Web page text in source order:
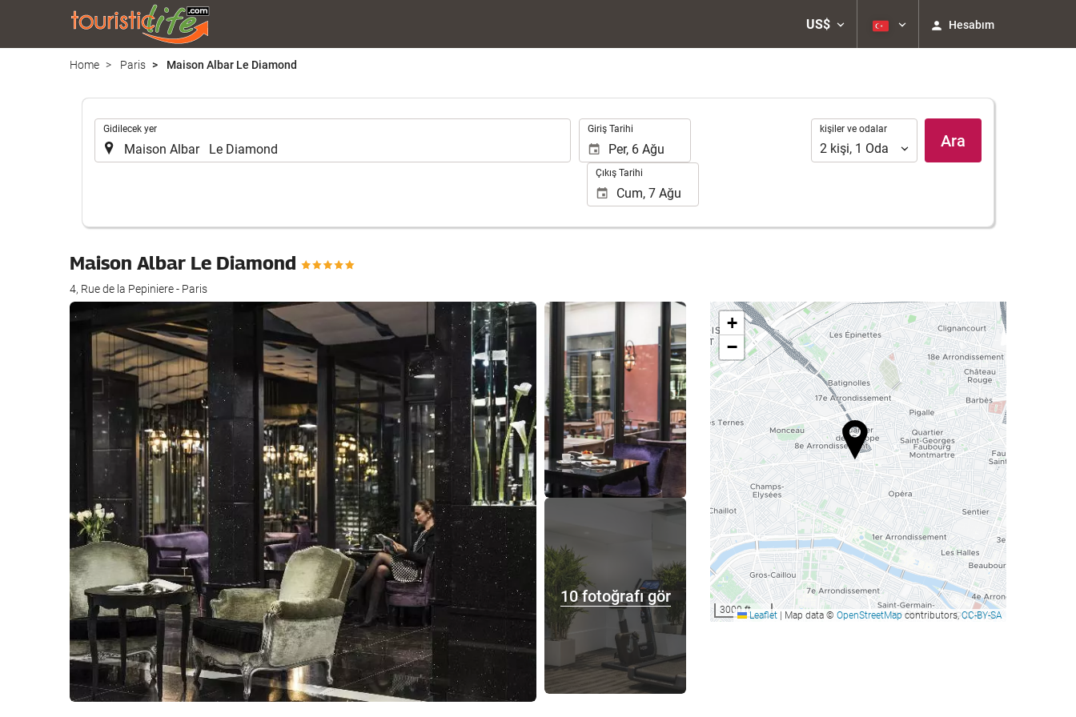
US$ Hesabım
Home Paris Maison Albar Le Diamond
Gidilecek yer Giriş Tarihi
Çıkış Tarihi
kişiler
ve
odalar
kişiler ve odalar
2 kişi, 1 Oda Ara
Maison Albar Le Diamond
4, Rue de la Pepiniere - Paris
10 fotoğrafı gör
10 fotoğrafı gör
+
−
3000 ftLeaflet Map data © OpenStreetMap contributors,CC-BY-SA